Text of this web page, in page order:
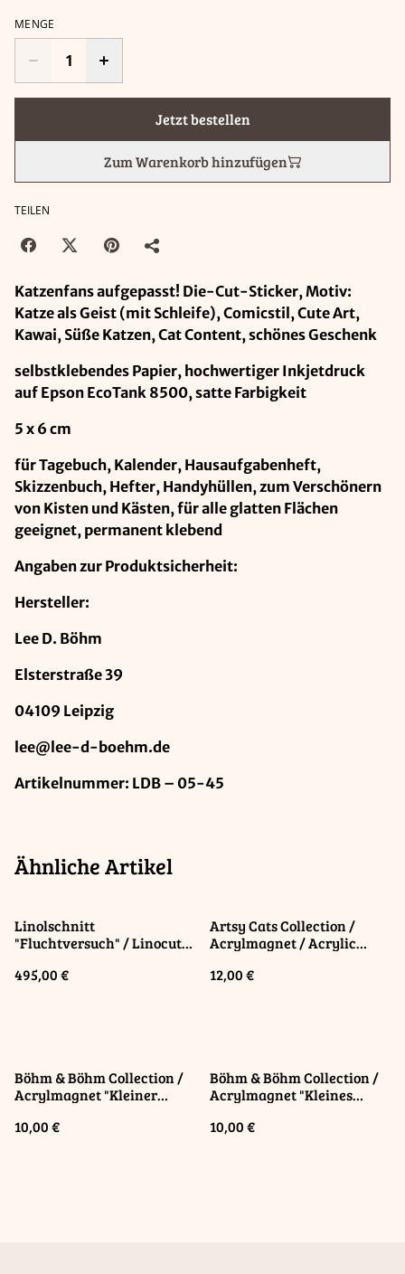
MENGE
Jetzt bestellen
Zum Warenkorb hinzufügen
TEILEN
Katzenfans aufgepasst! Die-Cut-Sticker, Motiv:
Katze als Geist (mit Schleife), Comicstil, Cute Art,
Kawai, Süße Katzen, Cat Content, schönes Geschenk
selbstklebendes Papier, hochwertiger Inkjetdruck
auf Epson EcoTank 8500, satte Farbigkeit
5 x 6 cm
für Tagebuch, Kalender, Hausaufgabenheft,
Skizzenbuch, Hefter, Handyhüllen, zum Verschönern
von Kisten und Kästen, für alle glatten Flächen
geeignet, permanent klebend
Angaben zur Produktsicherheit:
Hersteller:
Lee D. Böhm
Elsterstraße 39
04109 Leipzig
lee@lee-d-boehm.de
Artikelnummer: LDB – 05-45
Ähnliche Artikel
Linolschnitt
"Fluchtversuch" / Linocut
495,00 €
Artsy Cats Collection /
Acrylmagnet / Acrylic
12,00 €
Böhm & Böhm Collection /
Acrylmagnet "Kleiner
"Little Sparrow"
10,00 €
Böhm & Böhm Collection /
Acrylmagnet "Kleines
Magnet "Little Wild Boar"
10,00 €